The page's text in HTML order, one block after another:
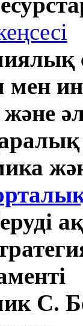
С.